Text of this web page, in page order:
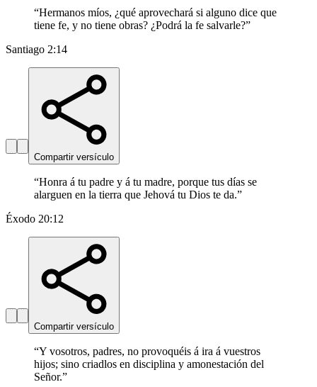
“Hermanos míos, ¿qué aprovechará si alguno dice que
tiene fe, y no tiene obras? ¿Podrá la fe salvarle?”
Santiago 2:14
Compartir versículo
“Honra á tu padre y á tu madre, porque tus días se
alarguen en la tierra que Jehová tu Dios te da.”
Éxodo 20:12
Compartir versículo
“Y vosotros, padres, no provoquéis á ira á vuestros
hijos; sino criadlos en disciplina y amonestación del
Señor.”